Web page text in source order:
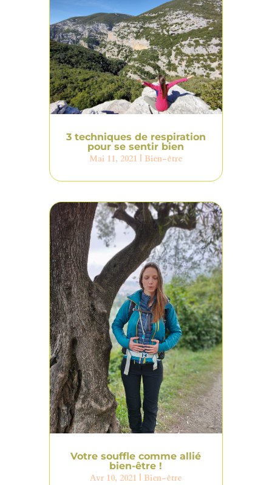
3 techniques de respiration
pour se sentir bien
Mai 11, 2021 | Bien-être
Votre souffle comme allié
bien-être !
Avr 10, 2021 | Bien-être